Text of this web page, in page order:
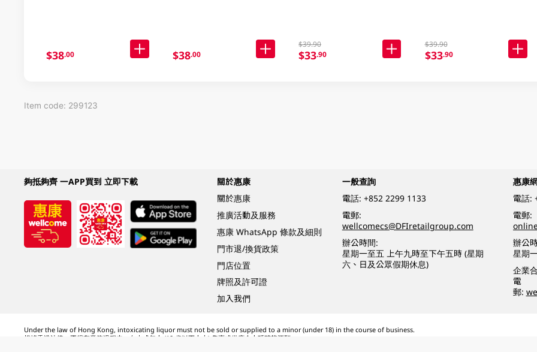
$38.00 $38.00
$39.90
$33.90
$39.90
$33.90
Item code: 299123
夠抵夠齊 一APP買到 立即下載
關於惠康
關於惠康
推廣活動及服務
惠康 WhatsApp 條款及細則
門市退/換貨政策
門店位置
牌照及許可證
加入我們
一般查詢
電話: +852 2299 1133
電郵:
wellcomecs@DFIretailgroup.com
辦公時間:
星期一至五 上午九時至下午五時 (星期
六、日及公眾假期休息)
惠康
電話:
電郵:
辦公
星期
企業
電
郵:
Under the law of Hong Kong, intoxicating liquor must not be sold or supplied to a minor (under 18) in the course of business.
根據香港法律，不得在業務過程中，向未成年人 (18 歲以下人士) 售賣或供應令人醺醉的酒類。